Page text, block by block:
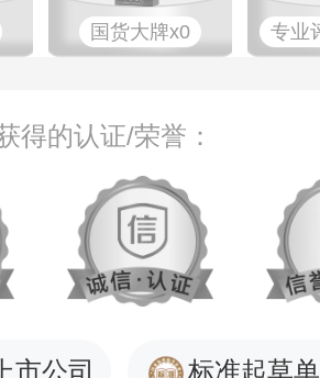
国货大牌x0 专业​
得的认证/荣誉：
市公司 标准起草